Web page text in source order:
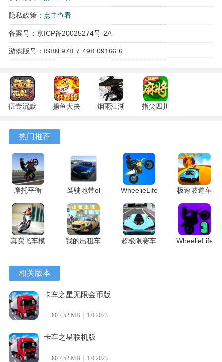
3、进入游戏后，先控制车辆到达前方装货点（左下角为方向
控制，右下角是前进和刹车，要倒车时点击前进键挂倒车
档）。
4、达到装货点时，点击右边装货，等待装货完成后即可开始
隐私政策： 点击查看
备案号：京ICP备20025274号-2A
游戏版号：ISBN 978-7-498-09166-6
伍壹沉默
安卓版
捕鱼大决
122.7.291
烟雨江湖
指尖四川
热门推荐
摩托平衡
3D 1.3 安
卓正版
驾驶地带ol
安卓版
WheelieLife2
3.7 安卓版
极速坡道车
1.0 官方版
真实飞车模
我的出租车
超极限赛车
WheelieLife3
相关版本
卡车之星无限金币版
3077.52 MB 1.0.2023
卡车之星联机版
3077.52 MB 1.0.2023